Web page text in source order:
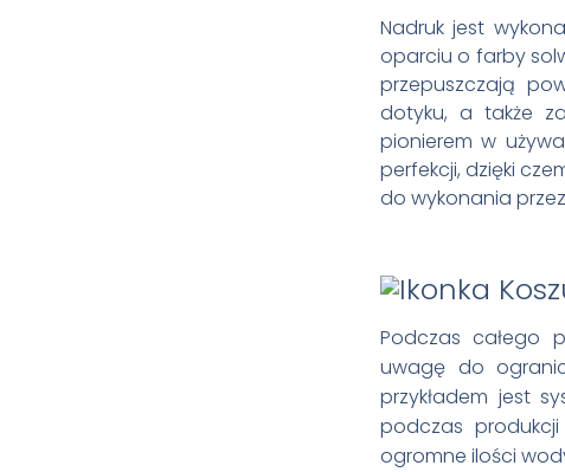
Nadruk jest
oparciu o farby
przepuszczają
dotyku, a także
pionierem w
perfekcji, dzięki
do wykonania
Podczas całego
uwagę do
przykładem jest
podczas
ogromne ilości